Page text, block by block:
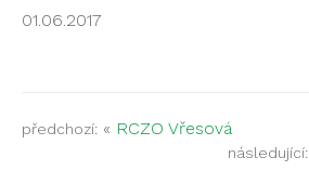
01.06.2017
předchozí: « RCZO Vřesová
následující: